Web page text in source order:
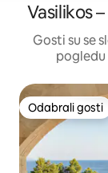
Vasilikos
Gosti su se
Odabrali gosti
Odabrali gosti